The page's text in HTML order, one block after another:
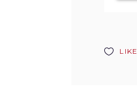
LIKE